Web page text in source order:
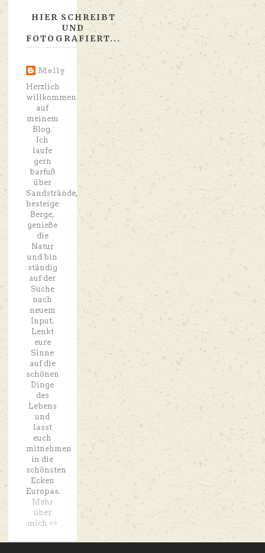
HIER SCHREIBT
UND
FOTOGRAFIERT...
Melly
Herzlich
willkommen
auf
meinem
Blog.
Ich
laufe
gern
barfuß
über
Sandstrände,
besteige
Berge,
genieße
die
Natur
und bin
ständig
auf der
Suche
nach
neuem
Input.
Lenkt
eure
Sinne
auf die
schönen
Dinge
des
Lebens
und
lasst
euch
mitnehmen
in die
schönsten
Ecken
Europas.
Mehr
über
mich >>